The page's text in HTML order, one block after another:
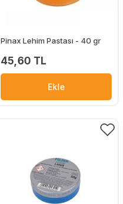
Pinax Lehim Pastası - 40 gr
45,60 TL
Ekle